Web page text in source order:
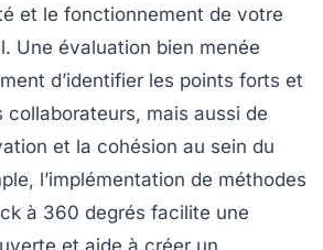
et le fonctionnement de votre
Une évaluation bien menée
d’identifier les points forts et
collaborateurs, mais aussi de
et la cohésion au sein du
l’implémentation de méthodes
à 360 degrés facilite une